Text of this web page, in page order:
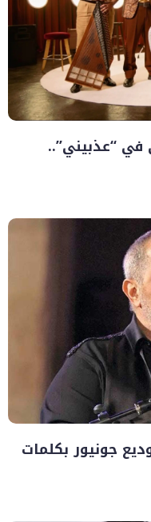
“عذبيني”..
جونيور بكلمات